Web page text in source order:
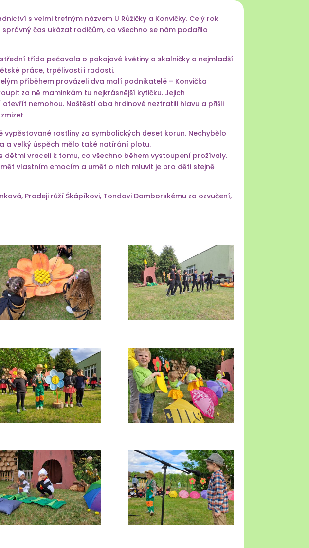
s velmi trefným názvem U Růžičky a Konvičky. Celý rok
čas ukázat rodičům, co všechno se nám podařilo
třída pečovala o pokojové květiny a skalničky a nejmladší
práce, trpělivosti i radosti.
příběhem provázeli dva malí podnikatelé – Konvička
za ně maminkám tu nejkrásnější kytičku. Jejich
nemohou. Naštěstí oba hrdinové neztratili hlavu a přišli
rostliny za symbolických deset korun. Nechybělo
a velký úspěch mělo také natírání plotu.
vraceli k tomu, co všechno během vystoupení prožívaly.
vlastním emocím a umět o nich mluvit je pro děti stejně
Prodeji růží Škápíkovi, Tondovi Damborskému za ozvučení,